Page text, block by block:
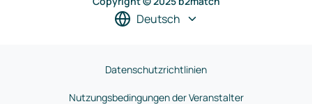
Deutsch
Datenschutzrichtlinien
Nutzungsbedingungen der Veranstalter